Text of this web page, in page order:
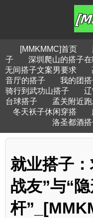
[MMKMMC]首页
子
深圳爬山的搭子在
无间搭子文案男要求
音厅的搭子
我的团
骑行到武功山搭子
台球搭子
孟关附近
冬天袄子休闲穿搭
洛圣都酒搭
就业搭子
战友”与“
杆